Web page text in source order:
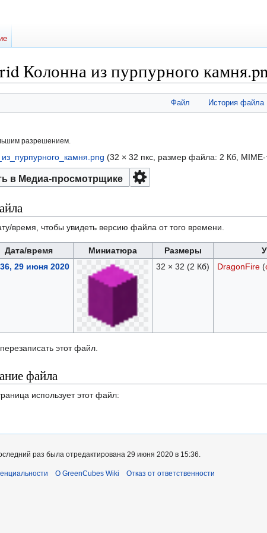
Колонна из пурпурного
Файл История файла
разрешением.
(32 × 32 пкс, размер файла: 2 Кб, MIME-
в Медиа-просмотрщике
время, чтобы увидеть версию файла от того времени.
Дата/время Миниатюра Размеры
29 июня 2020 32 × 32 (2 Кб) DragonFire (
этот файл.
файла
использует этот файл:
раз была отредактирована 29 июня 2020 в 15:36.
О GreenCubes Wiki Отказ от ответственности